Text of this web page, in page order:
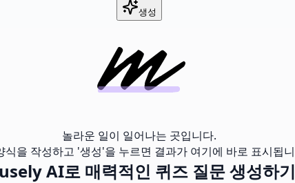
생성
놀라운 일이 일어나는 곳입니다.
식을 작성하고 '생성'을 누르면 결과가 여기에 바로 표시됩
AI로 매력적인 퀴즈 질문 생성하기